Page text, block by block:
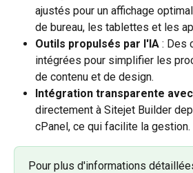
ajustés pour un affichage
de bureau, les tablettes et les
Outils propulsés par l'IA : Des
intégrées pour simplifier les
de contenu et de design.
Intégration transparente
directement à Sitejet Builder
cPanel, ce qui facilite la gestion.
Pour plus d'informations